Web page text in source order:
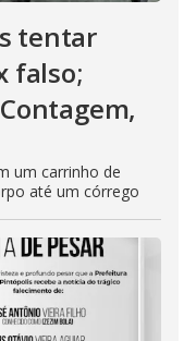
tentar
falso;
um carrinho de
até um córrego